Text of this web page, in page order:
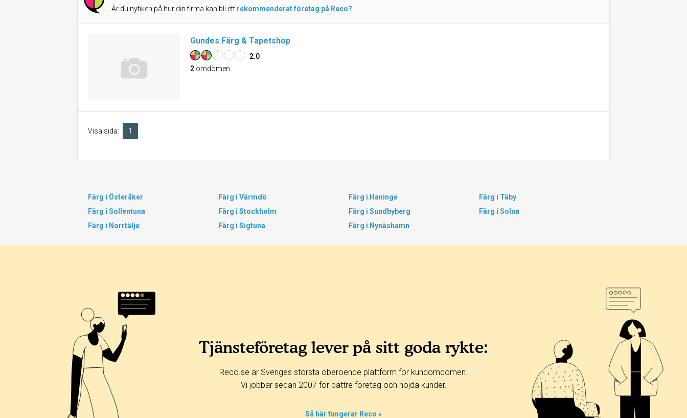
Är du nyfiken på hur din firma kan bli ett rekommenderat företag på Reco?
Gundes Färg & Tapetshop
2.0
2 omdömen
Visa sida: 1
Färg i Österåker Färg i Värmdö Färg i Haninge
Färg i Täby
Färg i Sollentuna
Färg i Stockholm Färg i Sundbyberg
Färg i Solna
Färg i Norrtälje
Färg i Sigtuna Färg i Nynäshamn
Tjänsteföretag lever på sitt goda rykte:
Reco.se är Sveriges största oberoende plattform för kundomdömen.
Vi jobbar sedan 2007 för bättre företag och nöjda kunder.
Så här fungerar Reco »